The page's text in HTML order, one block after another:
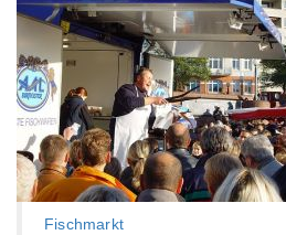
Fischmarkt